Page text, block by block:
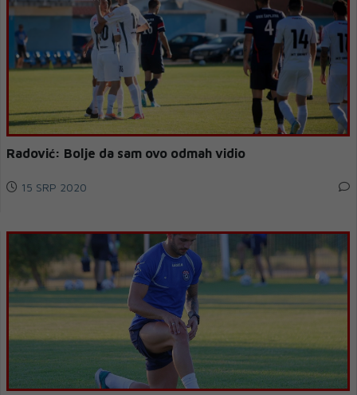
Radović: Bolje da sam ovo odmah vidio
15 SRP 2020